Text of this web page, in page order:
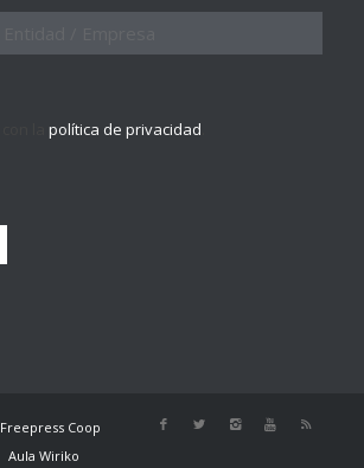
política de privacidad
Freepress Coop
Aula Wiriko